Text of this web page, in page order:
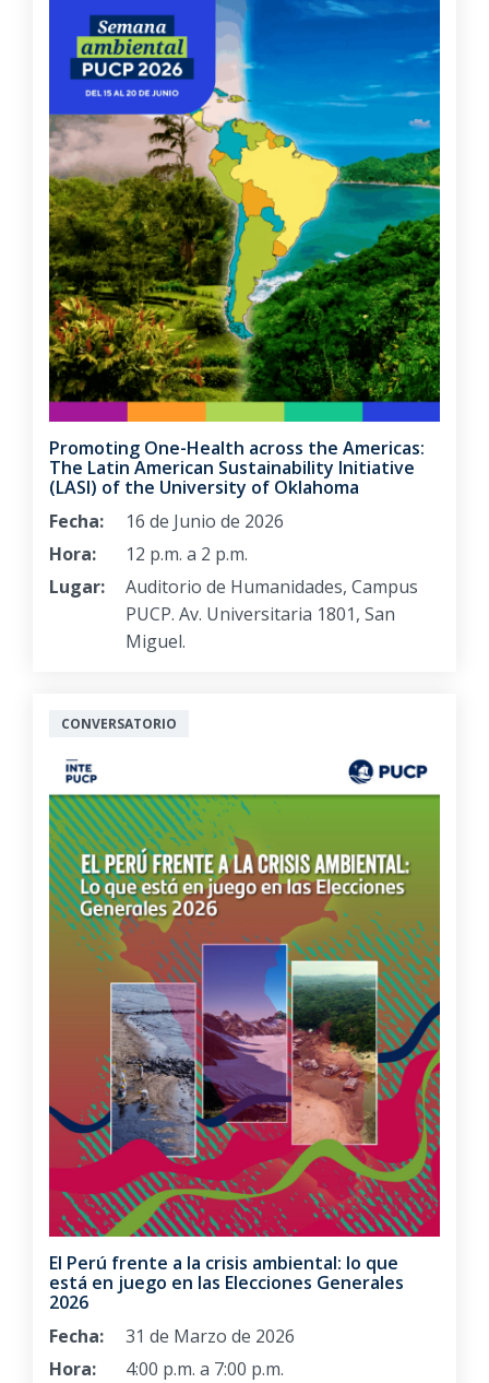
Promoting One-Health across the Americas:
The Latin American Sustainability Initiative
(LASI) of the University of Oklahoma
Fecha:
16 de Junio de 2026
Hora:
12 p.m. a 2 p.m.
Lugar:
Auditorio de Humanidades, Campus
PUCP. Av. Universitaria 1801, San
Miguel.
CONVERSATORIO
El Perú frente a la crisis ambiental: lo que
está en juego en las Elecciones Generales
2026
Fecha:
31 de Marzo de 2026
Hora:
4:00 p.m. a 7:00 p.m.